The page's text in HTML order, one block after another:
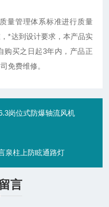
量管理体系标准进行质量
*达到设计要求，本产品实
购买之日起3年内，产品正
免费维修。
岗位式防爆轴流风机
泉柱上防眩通路灯
言